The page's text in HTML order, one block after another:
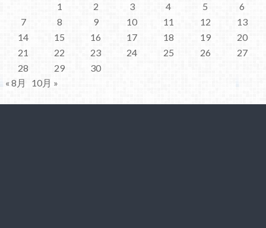
1
2 3 4 5
6
7
8 9 10 11 12
13
14
15 16 17 18 19
20
21
22 23 24 25 26
27
28
29
30
« 8月
10月 »